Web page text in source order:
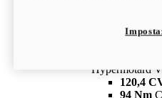
Depotenziata
configura
Hypermotard
120,4
94 Nm